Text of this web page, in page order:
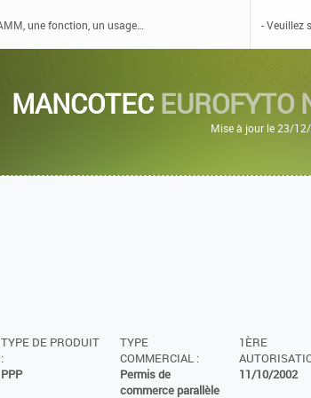
MANCOTEC EUROFYTO
Mise à jour le 23/
TYPE DE PRODUIT
:
PPP
TYPE
COMMERCIAL :
Permis de
commerce parallèle
1ÈRE
11/10/2002